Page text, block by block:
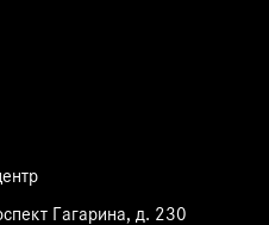
Гагарина, д. 230